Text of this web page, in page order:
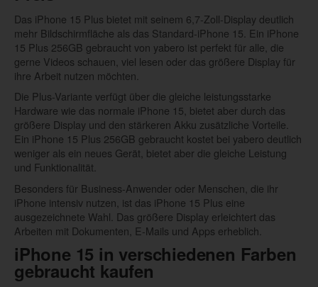
Das iPhone 15 Plus bietet mit seinem 6,7-Zoll-Display deutlich
mehr Bildschirmfläche als das Standard-iPhone 15. Ein iPhone
15 Plus 256GB gebraucht von yabero ist perfekt für alle, die
gerne Videos schauen, viel lesen oder das größere Display für
ihre Arbeit nutzen möchten.
Die Plus-Variante verfügt über die gleiche leistungsstarke
Hardware wie das normale iPhone 15, bietet aber durch das
größere Display und den stärkeren Akku zusätzliche Vorteile.
Ein iPhone 15 Plus 256GB gebraucht kostet bei yabero deutlich
weniger als ein neues Gerät, bietet aber die gleiche Leistung
und Funktionalität.
Besonders für Business-Anwender oder Menschen, die ihr
iPhone intensiv nutzen, ist das iPhone 15 Plus eine
ausgezeichnete Wahl. Das größere Display erleichtert das
Arbeiten mit Dokumenten, E-Mails und Apps erheblich.
iPhone 15 in verschiedenen Farben
gebraucht kaufen